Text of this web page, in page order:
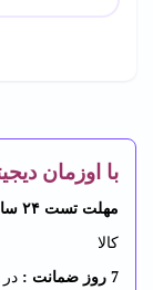
با اوزمان
مهلت تست ۲۴ ساعته:
کالا
7 روز ضمانت :